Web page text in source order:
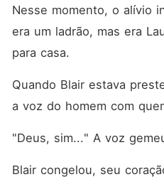
Nesse momento, o alívio
era um ladrão, mas era
para casa.
Quando Blair estava
a voz do homem com
"Deus, sim..." A voz
Blair congelou, seu